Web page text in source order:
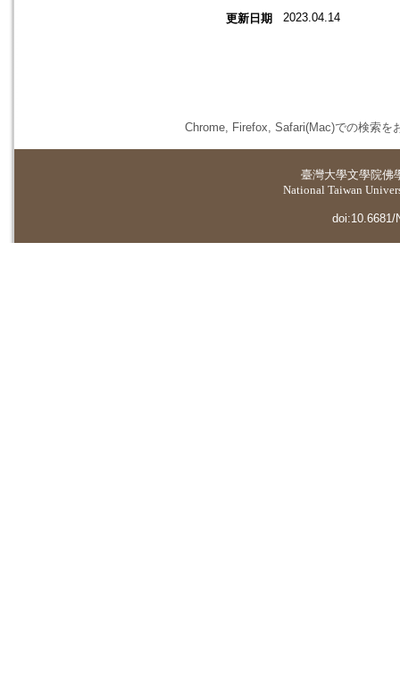
更新日期 2023.04.14
Chrome, Firefox, Safari(Mac)での検索を
臺灣大學文學院佛
National Taiwan
doi:10.6681/